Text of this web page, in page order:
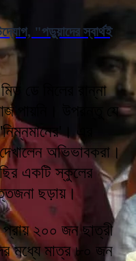
"পড়ুয়াদের স্বার্থই
ডে মিলের রান্না
পায়নি। উপরন্তু যে
এর
অভিভাবকরা।
একটি স্কুলের
ছড়ায়।
২০০ জন ছাত্রী
মধ্যে মাত্র ৮০ জন